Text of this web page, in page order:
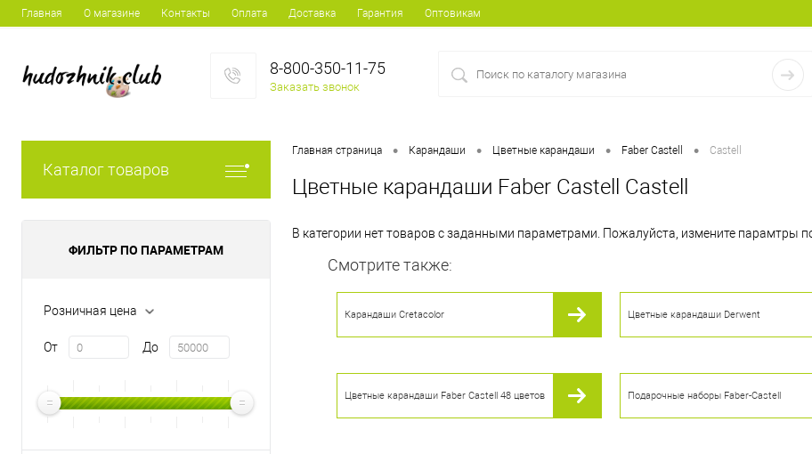
Главная О магазине Контакты Оплата Доставка Гарантия Оптовикам
8-800-350-11-75
Заказать звонок
Каталог товаров
ФИЛЬТР ПО ПАРАМЕТРАМ
Розничная цена
От До
Главная страница • Карандаши • Цветные карандаши • Faber Castell • Castell
Цветные карандаши Faber Castell Castell
В категории нет товаров с заданными параметрами. Пожалуйста, измените парамтры
Смотрите также:
Карандаши Cretacolor Цветные карандаши Derwent
Цветные карандаши Faber Castell 48 цветов Подарочные наборы Faber-Castell